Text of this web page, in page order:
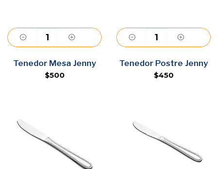
Agregar
Tenedor Mesa Jenny
$500
Agregar
Tenedor Postre Jenny
$450